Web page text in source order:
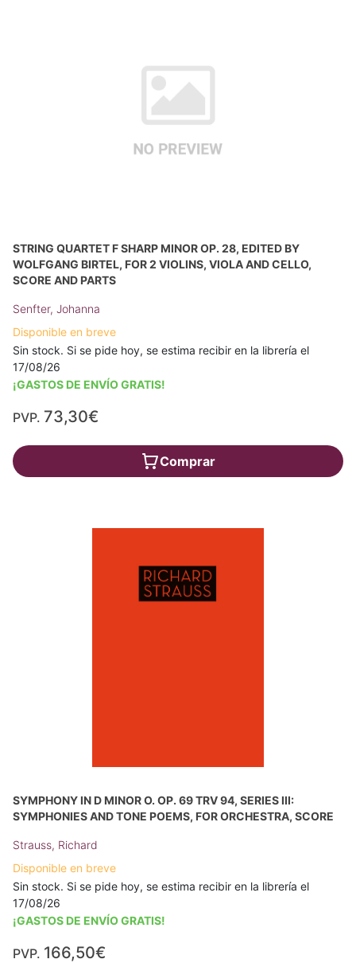
STRING QUARTET F SHARP MINOR OP. 28, EDITED BY
WOLFGANG BIRTEL, FOR 2 VIOLINS, VIOLA AND CELLO,
SCORE AND PARTS
Senfter, Johanna
Disponible en breve
Sin stock. Si se pide hoy, se estima recibir en la librería el
17/08/26
¡GASTOS DE ENVÍO GRATIS!
PVP. 73,30€
Comprar
SYMPHONY IN D MINOR O. OP. 69 TRV 94, SERIES III:
SYMPHONIES AND TONE POEMS, FOR ORCHESTRA, SCORE
Strauss, Richard
Disponible en breve
Sin stock. Si se pide hoy, se estima recibir en la librería el
17/08/26
¡GASTOS DE ENVÍO GRATIS!
PVP. 166,50€